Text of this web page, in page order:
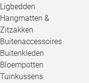
Ligbedden
Hangmatten &
Zitzakken
Buitenaccessoires
Buitenkleden
Bloempotten
Tuinkussens